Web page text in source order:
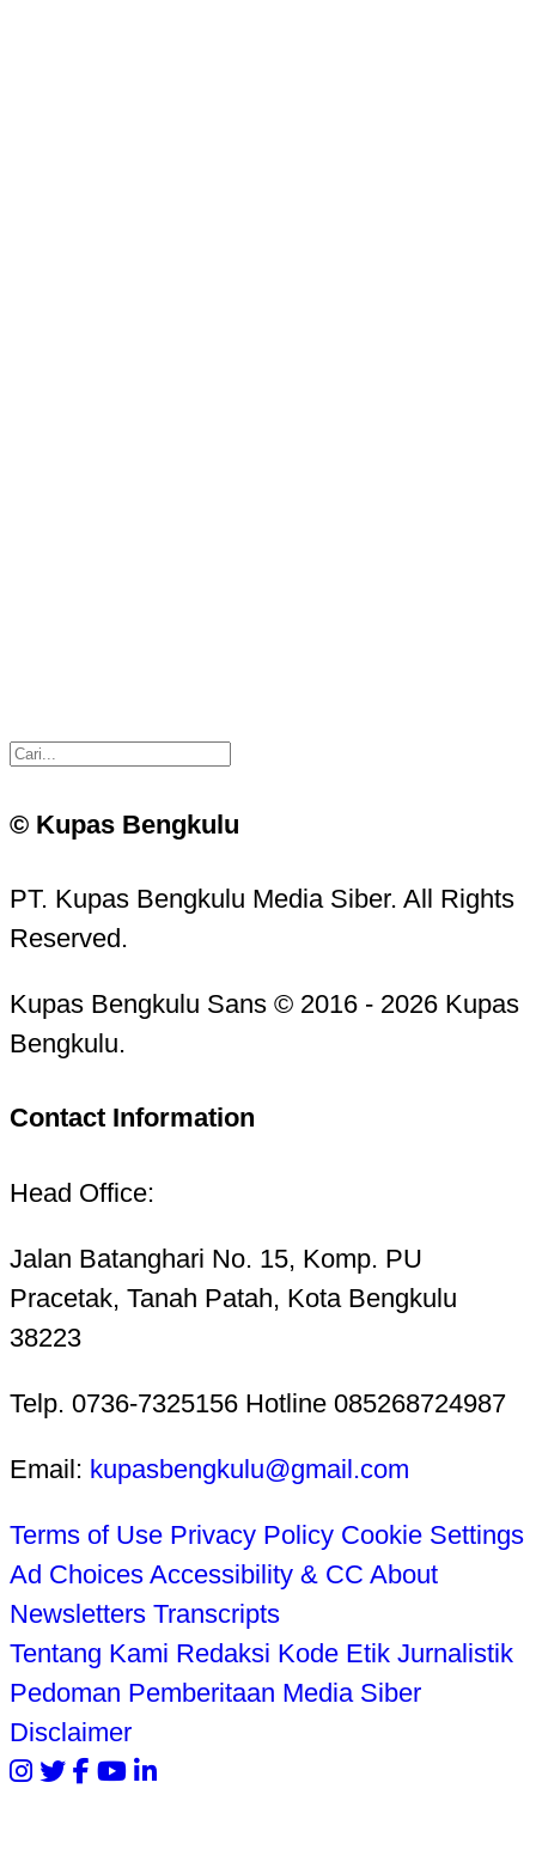
© Kupas Bengkulu
PT. Kupas Bengkulu Media Siber. All Rights
Reserved.
Kupas Bengkulu Sans © 2016 - 2026 Kupas
Bengkulu.
Contact Information
Head Office:
Jalan Batanghari No. 15, Komp. PU
Pracetak, Tanah Patah, Kota Bengkulu
38223
Telp. 0736-7325156 Hotline 085268724987
Email: kupasbengkulu@gmail.com
Terms of Use Privacy Policy Cookie Settings
Ad Choices Accessibility & CC About
Newsletters Transcripts
Tentang Kami Redaksi Kode Etik Jurnalistik
Pedoman Pemberitaan Media Siber
Disclaimer